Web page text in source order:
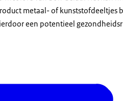
metaal- of kunststofdeeltjes
een potentieel